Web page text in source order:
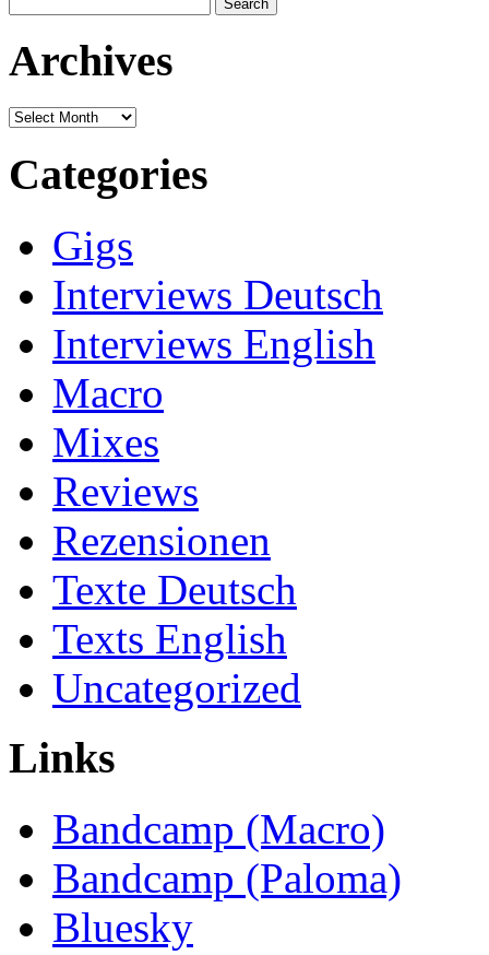
for:
Archives
Archives
Categories
Gigs
Interviews Deutsch
Interviews English
Macro
Mixes
Reviews
Rezensionen
Texte Deutsch
Texts English
Uncategorized
Links
Bandcamp (Macro)
Bandcamp (Paloma)
Bluesky